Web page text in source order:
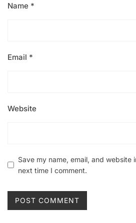
Name *
Email *
Website
Save my name, email, and website
next time I comment.